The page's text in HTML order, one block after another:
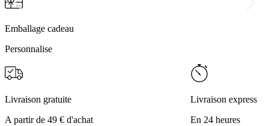
Emballage cadeau
Personnalise
Livraison gratuite
A partir de 49 € d'achat
Livraison express
En 24 heures